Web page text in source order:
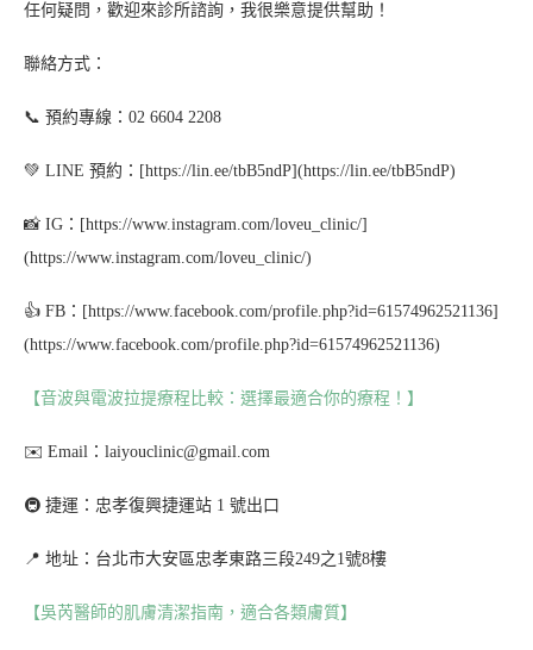
任何疑問，歡迎來診所諮詢，我很樂意提供幫助！
聯絡方式：
📞 預約專線：02 6604 2208
💚 LINE 預約：[https://lin.ee/tbB5ndP](https://lin.ee/tbB5ndP)
📸 IG：[https://www.instagram.com/loveu_clinic/]
(https://www.instagram.com/loveu_clinic/)
👍 FB：[https://www.facebook.com/profile.php?id=61574962521136]
(https://www.facebook.com/profile.php?id=61574962521136)
【音波與電波拉提療程比較：選擇最適合你的療程！】
✉️ Email：laiyouclinic@gmail.com
🚇 捷運：忠孝復興捷運站 1 號出口
📍 地址：台北市大安區忠孝東路三段249之1號8樓
【吳芮醫師的肌膚清潔指南，適合各類膚質】